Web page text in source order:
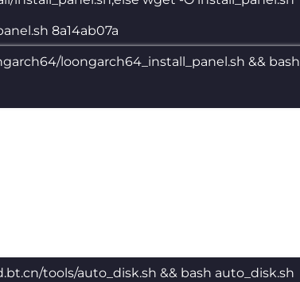
8a14ab07a
loongarch64_install_panel.sh && bash
tools/auto_disk.sh && bash auto_disk.sh